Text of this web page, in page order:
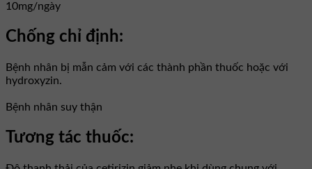
10mg/ngày
Chống chỉ định:
Bệnh nhân bị mẫn cảm với các thành phần thuốc hoặc với
hydroxyzin.
Bệnh nhân suy thận
Tương tác thuốc: